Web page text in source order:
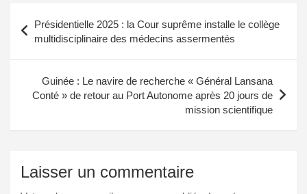
de
l’article
Présidentielle 2025 : la Cour suprême installe le collège
multidisciplinaire des médecins assermentés
Guinée : Le navire de recherche « Général Lansana
Conté » de retour au Port Autonome après 20 jours de
mission scientifique
Laisser un commentaire